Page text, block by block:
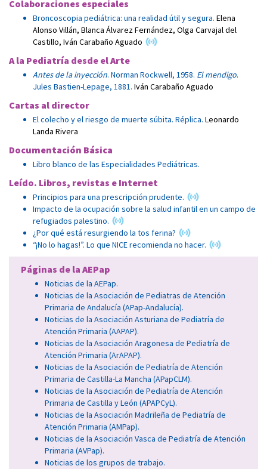
Colaboraciones especiales
Broncoscopia pediátrica: una realidad útil y segura. Elena
Alonso Villán, Blanca Álvarez Fernández, Olga Carvajal del
Castillo, Iván Carabaño Aguado
A la Pediatría desde el Arte
Antes de la inyección. Norman Rockwell, 1958. El mendigo.
Jules Bastien-Lepage, 1881. Iván Carabaño Aguado
Cartas al director
El colecho y el riesgo de muerte súbita. Réplica. Leonardo
Landa Rivera
Documentación Básica
Libro blanco de las Especialidades Pediátricas.
Leído. Libros, revistas e Internet
Principios para una prescripción prudente.
Impacto de la ocupación sobre la salud infantil en un campo de
refugiados palestino.
¿Por qué está resurgiendo la tos ferina?
“¡No lo hagas!”. Lo que NICE recomienda no hacer.
Páginas de la AEPap
Noticias de la AEPap.
Noticias de la Asociación de Pediatras de Atención
Primaria de Andalucía (APap-Andalucía).
Noticias de la Asociación Asturiana de Pediatría de
Atención Primaria (AAPAP).
Noticias de la Asociación Aragonesa de Pediatría de
Atención Primaria (ArAPAP).
Noticias de la Asociación de Pediatría de Atención
Primaria de Castilla-La Mancha (APapCLM).
Noticias de la Asociación de Pediatría de Atención
Primaria de Castilla y León (APAPCyL).
Noticias de la Asociación Madrileña de Pediatría de
Atención Primaria (AMPap).
Noticias de la Asociación Vasca de Pediatría de Atención
Primaria (AVPap).
Noticias de los grupos de trabajo.